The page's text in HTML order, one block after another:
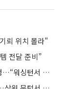
뢰 위치 몰라"
전달 준비”
이스라엘, 미국 중재로 레바논과 협상 진행…“워싱턴서 헤즈볼라 무장해제 협상”